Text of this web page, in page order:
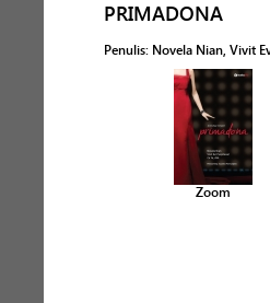
PRIMADONA
Penulis: Novela Nian, Vivit
Zoom